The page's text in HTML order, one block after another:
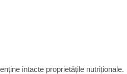
intacte proprietățile nutriționale.